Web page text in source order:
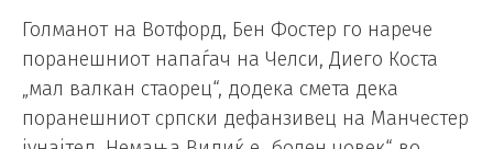
Голманот на Вотфорд, Бен Фостер го нарече
поранешниот напаѓач на Челси, Диего Коста
„мал валкан стаорец“, додека смета дека
поранешниот српски дефанзивец на Манчестер